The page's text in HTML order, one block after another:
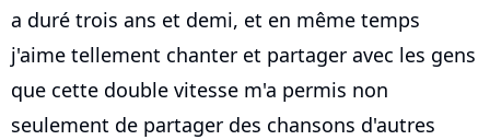
a duré trois ans et demi, et en même temps
j'aime tellement chanter et partager avec les gens
que cette double vitesse m'a permis non
seulement de partager des chansons d'autres